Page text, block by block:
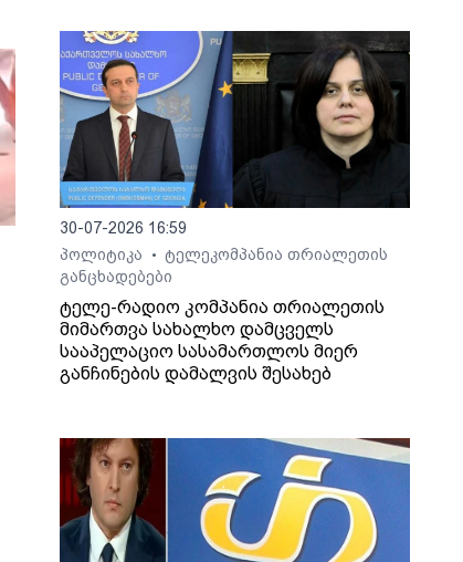
30-07-2026 16:59
პოლიტიკა
•
ტელეკომპანია თრიალეთის
განცხადებები
ტელე-რადიო კომპანია თრიალეთის
მიმართვა სახალხო დამცველს
სააპელაციო სასამართლოს მიერ
განჩინების დამალვის შესახებ